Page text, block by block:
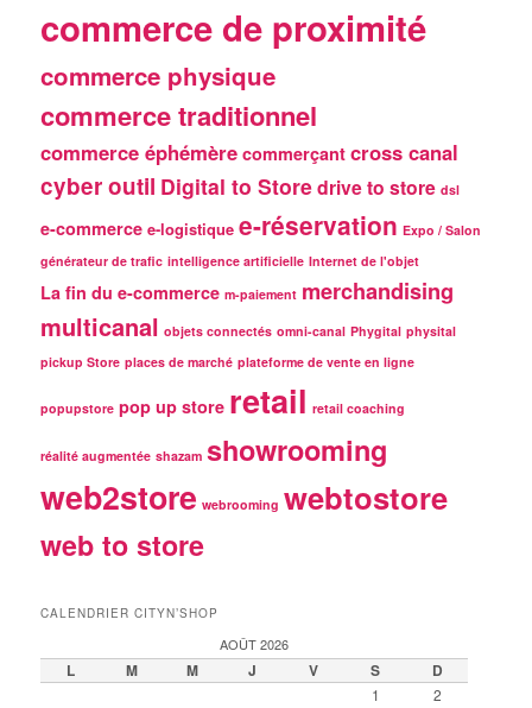
commerce de proximité
commerce physique
commerce traditionnel
commerce éphémère commerçant cross canal
cyber outil Digital to Storedrive to store dsl
e-commerce e-logistique e-réservation Expo / Salon
générateur de trafic intelligence artificielle Internet de l'objet
La fin du e-commerce m-paiement merchandising
multicanal objets connectés omni-canal Phygital physital
pickup Store places de marché plateforme de vente en ligne
popupstore pop up store retail retail coaching
réalité augmentée shazam showrooming
web2store webrooming webtostore
web to store
CALENDRIER CITYN’SHOP
AOÛT 2026
L M M J V S D
1
2